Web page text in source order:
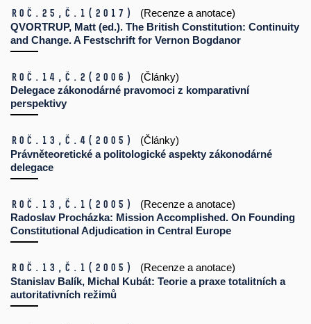
Roč.25, č.1 (2017)
(Recenze a anotace)
QVORTRUP, Matt (ed.). The British Constitution: Continuity
and Change. A Festschrift for Vernon Bogdanor
Roč.14, č.2 (2006)
(Články)
Delegace zákonodárné pravomoci z komparativní
perspektivy
Roč.13, č.4 (2005)
(Články)
Právněteoretické a politologické aspekty zákonodárné
delegace
Roč.13, č.1 (2005)
(Recenze a anotace)
Radoslav Procházka: Mission Accomplished. On Founding
Constitutional Adjudication in Central Europe
Roč.13, č.1 (2005)
(Recenze a anotace)
Stanislav Balík, Michal Kubát: Teorie a praxe totalitních a
autoritativních režimů